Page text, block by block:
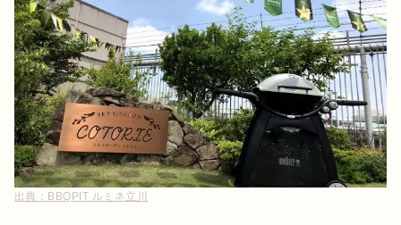
出典： BBQPIT ルミネ立川